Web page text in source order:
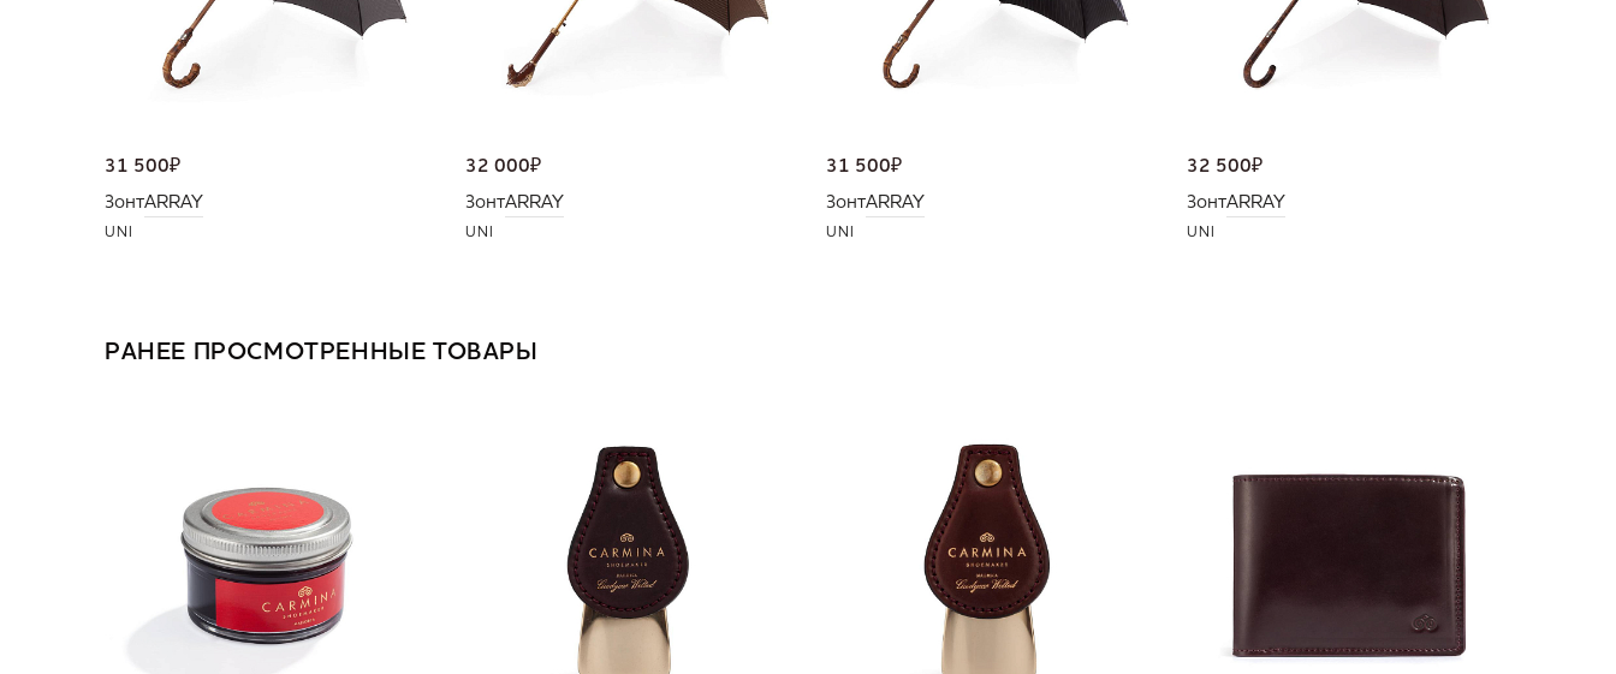
31 500₽
ЗонтARRAY
UNI
32 000₽
ЗонтARRAY
UNI
31 500₽
ЗонтARRAY
UNI
32 500₽
ЗонтARRAY
UNI
РАНЕЕ ПРОСМОТРЕННЫЕ ТОВАРЫ